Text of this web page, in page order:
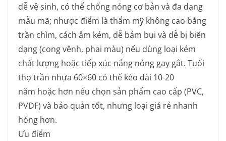
dễ vệ sinh, có thể chống nóng cơ bản và đa dạng
mẫu mã; nhược điểm là thẩm mỹ không cao bằng
trần chìm, cách âm kém, dễ bám bụi và dễ bị biến
dạng (cong vênh, phai màu) nếu dùng loại kém
chất lượng hoặc tiếp xúc nắng nóng gay gắt. Tuổi
thọ trần nhựa 60×60 có thể kéo dài 10-20
năm hoặc hơn nếu chọn sản phẩm cao cấp (PVC,
PVDF) và bảo quản tốt, nhưng loại giá rẻ nhanh
hỏng hơn.
Ưu điểm